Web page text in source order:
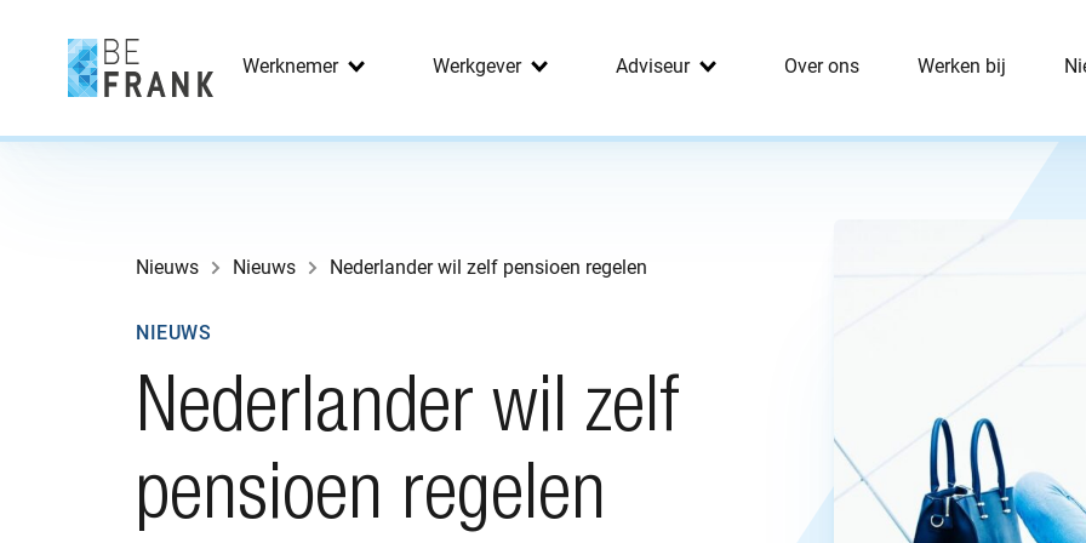
Werknemer Werkgever Adviseur Over ons Werken bij
Nieuws Nieuws Nederlander wil zelf pensioen regelen
Nederlander wil zelf
pensioen regelen
NIEUWS